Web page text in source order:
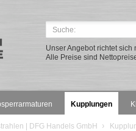
Unser Angebot richtet
Alle Preise sind
Kupplungen
| DFG Handels GmbH